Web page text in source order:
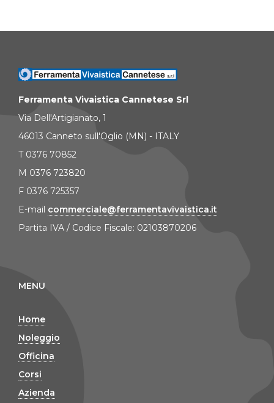
Ferramenta Vivaistica Cannetese Srl
Via Dell'Artigianato, 1
46013 Canneto sull'Oglio (MN) - ITALY
T 0376 70852
M 0376 723820
F 0376 725357
E-mail commerciale@ferramentavivaistica.it
Partita IVA / Codice Fiscale: 02103870206
MENU
Home
Noleggio
Officina
Corsi
Azienda